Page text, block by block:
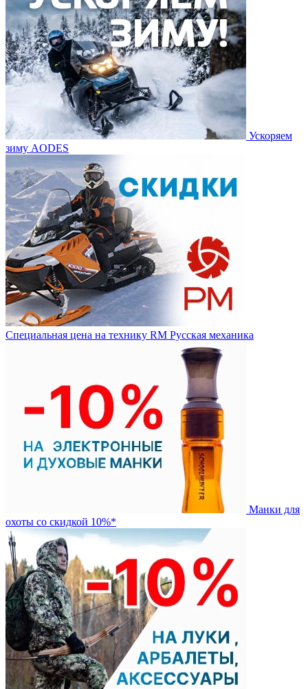
Ускоряем
зиму AODES
Специальная цена на технику RM Русская механика
Манки для
охоты со скидкой 10%*